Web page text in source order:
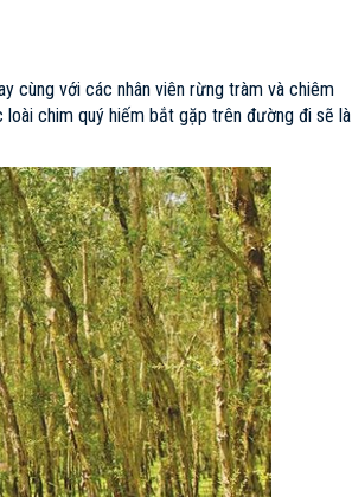
cùng với các nhân viên rừng tràm và chiêm
loài chim quý hiếm bắt gặp trên đường đi sẽ là